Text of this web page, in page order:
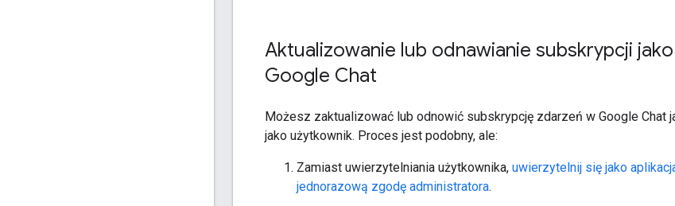
Aktualizowanie lub odnawianie subskrypcji
Google Chat
Możesz zaktualizować lub odnowić subskrypcję zdarzeń w Google Chat
jako użytkownik. Proces jest podobny, ale:
Zamiast uwierzytelniania użytkownika, uwierzytelnij się jako
jednorazową zgodę administratora.